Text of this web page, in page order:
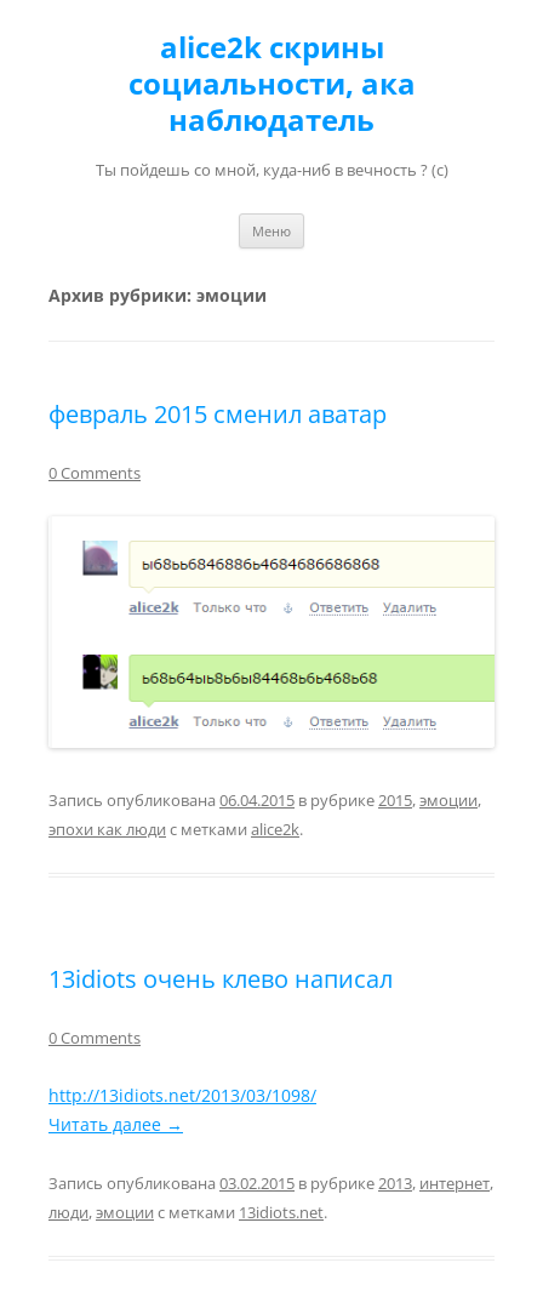
alice2k скрины
социальности, ака
наблюдатель
Ты пойдешь со мной, куда-ниб в вечность ? (с)
Меню
Архив рубрики: эмоции
февраль 2015 сменил аватар
0 Comments
Запись опубликована 06.04.2015 в рубрике2015,эмоции,
эпохи как люди с метками alice2k.
13idiots очень клево написал
0 Comments
http://13idiots.net/2013/03/1098/
Читать далее →
Запись опубликована 03.02.2015 в рубрике2013, интернет,
люди,эмоции с метками 13idiots.net.